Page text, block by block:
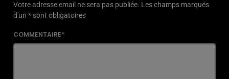
Votre adresse email ne sera pas publiée. Les champs marqués
d'un * sont obligatoires
COMMENTAIRE*